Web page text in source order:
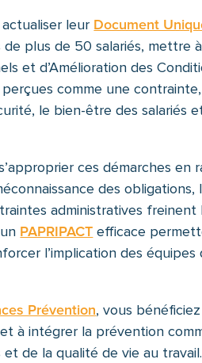
leur Document
de plus de 50 salariés, mettre
et d’Amélioration des
comme une
le bien-être des salariés
ces démarches en
des
administratives
PAPRIPACT efficace
l’implication des
Prévention, vous
à intégrer la prévention
de la qualité de vie au